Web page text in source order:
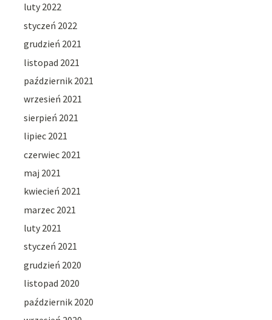
luty 2022
styczeń 2022
grudzień 2021
listopad 2021
październik 2021
wrzesień 2021
sierpień 2021
lipiec 2021
czerwiec 2021
maj 2021
kwiecień 2021
marzec 2021
luty 2021
styczeń 2021
grudzień 2020
listopad 2020
październik 2020